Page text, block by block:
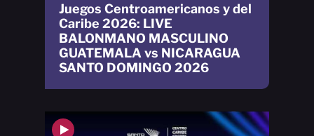
Juegos Centroamericanos y del
Caribe 2026: LIVE
BALONMANO MASCULINO
GUATEMALA vs NICARAGUA
SANTO DOMINGO 2026